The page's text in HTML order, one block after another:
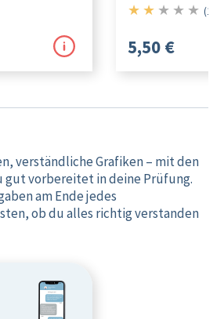
★ ★ ★ ★ ★ 2/5
(1)
5,50 €
verständliche Grafiken – mit den
gut vorbereitet in deine Prüfung.
am Ende jedes
ob du alles richtig verstanden